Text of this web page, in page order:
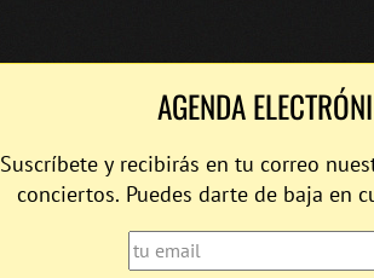
AGENDA
Suscríbete y recibirás en tu correo
conciertos. Puedes darte de baja en